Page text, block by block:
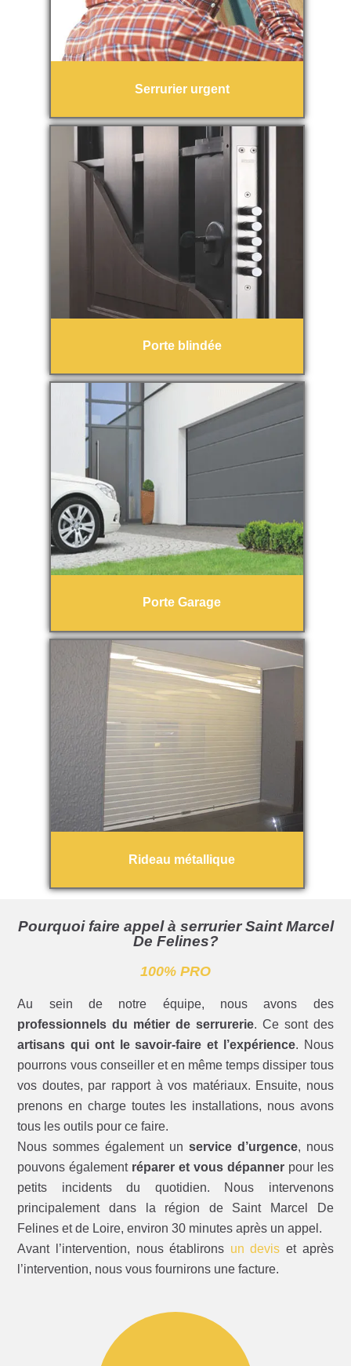
Serrurier urgent
Porte blindée
Porte Garage
Rideau métallique
Pourquoi faire appel à serrurier Saint Marcel
De Felines?
100% PRO
Au sein de notre équipe, nous avons des
professionnels du métier de serrurerie. Ce sont des
artisans qui ont le savoir-faire et l’expérience. Nous
pourrons vous conseiller et en même temps dissiper tous
vos doutes, par rapport à vos matériaux. Ensuite, nous
prenons en charge toutes les installations, nous avons
tous les outils pour ce faire.
Nous sommes également un service d’urgence, nous
pouvons également réparer et vous dépannerpour les
petits incidents du quotidien. Nous intervenons
principalement dans la région de Saint Marcel De
Felines et de Loire, environ 30 minutes après un appel.
Avant l’intervention, nous établirons un devis et après
l’intervention, nous vous fournirons une facture.